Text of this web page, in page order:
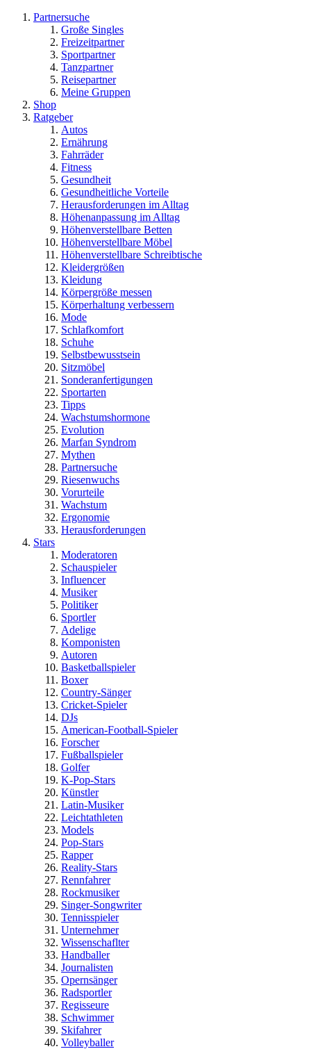
Partnersuche
Große Singles
Freizeitpartner
Sportpartner
Tanzpartner
Reisepartner
Meine Gruppen
Shop
Ratgeber
Autos
Ernährung
Fahrräder
Fitness
Gesundheit
Gesundheitliche Vorteile
Herausforderungen im Alltag
Höhenanpassung im Alltag
Höhenverstellbare Betten
Höhenverstellbare Möbel
Höhenverstellbare Schreibtische
Kleidergrößen
Kleidung
Körpergröße messen
Körperhaltung verbessern
Mode
Schlafkomfort
Schuhe
Selbstbewusstsein
Sitzmöbel
Sonderanfertigungen
Sportarten
Tipps
Wachstumshormone
Evolution
Marfan Syndrom
Mythen
Partnersuche
Riesenwuchs
Vorurteile
Wachstum
Ergonomie
Herausforderungen
Stars
Moderatoren
Schauspieler
Influencer
Musiker
Politiker
Sportler
Adelige
Komponisten
Autoren
Basketballspieler
Boxer
Country-Sänger
Cricket-Spieler
DJs
American-Football-Spieler
Forscher
Fußballspieler
Golfer
K-Pop-Stars
Künstler
Latin-Musiker
Leichtathleten
Models
Pop-Stars
Rapper
Reality-Stars
Rennfahrer
Rockmusiker
Singer-Songwriter
Tennisspieler
Unternehmer
Wissenschaflter
Handballer
Journalisten
Opernsänger
Radsportler
Regisseure
Schwimmer
Skifahrer
Volleyballer